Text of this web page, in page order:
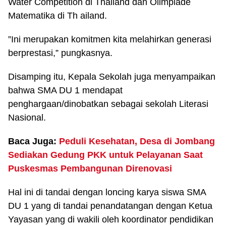
Water Competition di Thailand dan Olimpiade
Matematika di Th ailand.
”Ini merupakan komitmen kita melahirkan generasi
berprestasi,” pungkasnya.
Disamping itu, Kepala Sekolah juga menyampaikan
bahwa SMA DU 1 mendapat
penghargaan/dinobatkan sebagai sekolah Literasi
Nasional.
Baca Juga: Peduli Kesehatan, Desa di Jombang
Sediakan Gedung PKK untuk Pelayanan Saat
Puskesmas Pembangunan Direnovasi
Hal ini di tandai dengan loncing karya siswa SMA
DU 1 yang di tandai penandatangan dengan Ketua
Yayasan yang di wakili oleh koordinator pendidikan